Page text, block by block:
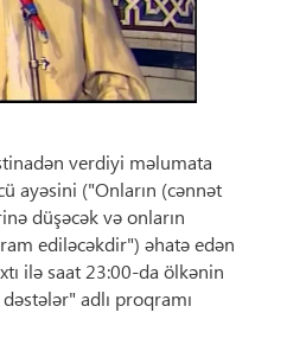
verdiyi məlumata
ayəsini ("Onların (cənnət
düşəcək və onların
ediləcəkdir") əhatə edən
ilə saat 23:00-da ölkənin
adlı proqramı